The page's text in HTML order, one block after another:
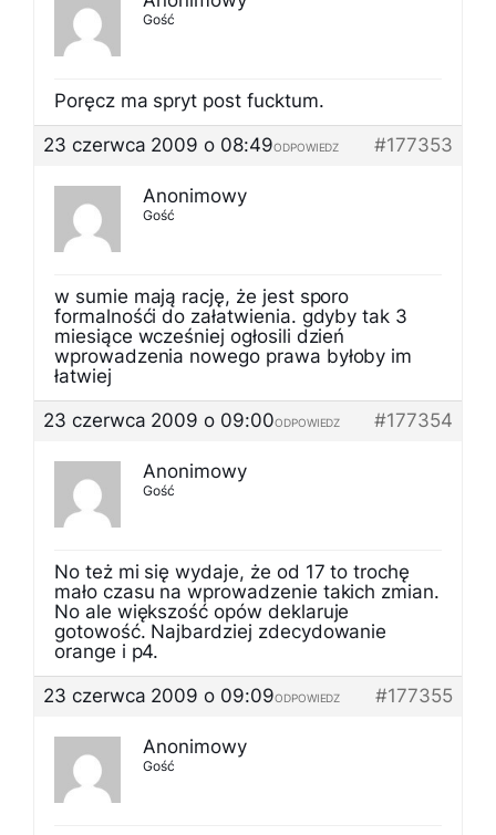
Gość
Poręcz ma spryt post fucktum.
23 czerwca 2009 o 08:49
#177353
ODPOWIEDZ
Anonimowy
Gość
w sumie mają rację, że jest sporo
formalnośći do załatwienia. gdyby tak 3
miesiące wcześniej ogłosili dzień
wprowadzenia nowego prawa byłoby im
łatwiej
23 czerwca 2009 o 09:00
#177354
ODPOWIEDZ
Anonimowy
Gość
No też mi się wydaje, że od 17 to trochę
mało czasu na wprowadzenie takich zmian.
No ale większość opów deklaruje
gotowość. Najbardziej zdecydowanie
orange i p4.
23 czerwca 2009 o 09:09
#177355
ODPOWIEDZ
Anonimowy
Gość